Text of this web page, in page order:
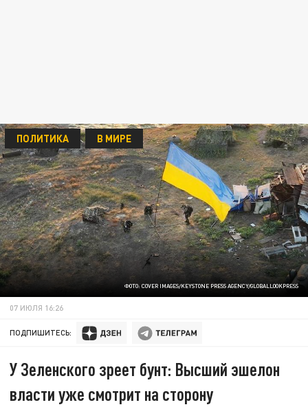
ФОТО: COVER IMAGES/KEYSTONE PRESS AGENCY/GLOBALLOOKPRESS
ПОЛИТИКА В МИРЕ
07 ИЮЛЯ 16:26
ПОДПИШИТЕСЬ:
У Зеленского зреет бунт: Высший эшелон
власти уже смотрит на сторону